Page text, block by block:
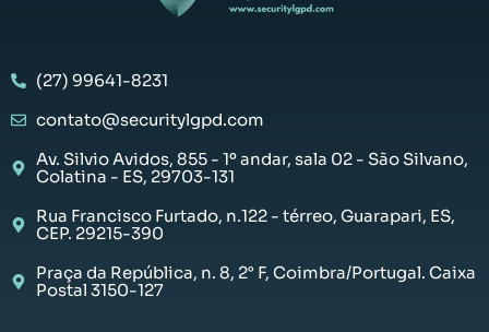
(27) 99641-8231
contato@securitylgpd.com
Av. Silvio Avidos, 855 - 1º andar, sala 02 - São Silvano,
Colatina - ES, 29703-131
Rua Francisco Furtado, n.122 - térreo, Guarapari, ES,
CEP. 29215-390
Praça da República, n. 8, 2° F, Coimbra/Portugal. Caixa
Postal 3150-127